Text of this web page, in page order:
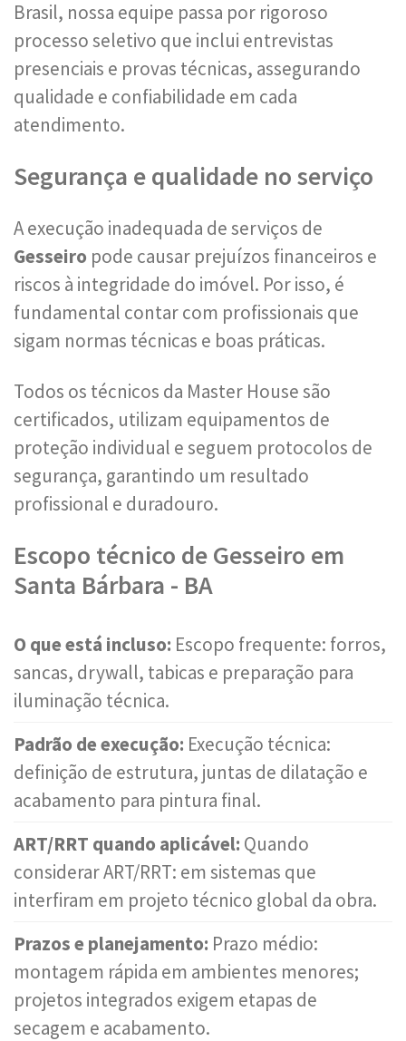
Brasil, nossa equipe passa por rigoroso
processo seletivo que inclui entrevistas
presenciais e provas técnicas, assegurando
qualidade e confiabilidade em cada
atendimento.
Segurança e qualidade no serviço
A execução inadequada de serviços de
Gesseiro pode causar prejuízos financeiros e
riscos à integridade do imóvel. Por isso, é
fundamental contar com profissionais que
sigam normas técnicas e boas práticas.
Todos os técnicos da Master House são
certificados, utilizam equipamentos de
proteção individual e seguem protocolos de
segurança, garantindo um resultado
profissional e duradouro.
Escopo técnico de Gesseiro em
Santa Bárbara - BA
O que está incluso: Escopo frequente: forros,
sancas, drywall, tabicas e preparação para
iluminação técnica.
Padrão de execução: Execução técnica:
definição de estrutura, juntas de dilatação e
acabamento para pintura final.
ART/RRT quando aplicável: Quando
considerar ART/RRT: em sistemas que
interfiram em projeto técnico global da obra.
Prazos e planejamento: Prazo médio:
montagem rápida em ambientes menores;
projetos integrados exigem etapas de
secagem e acabamento.